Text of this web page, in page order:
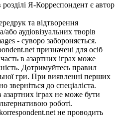
Я-Корреспондент є автор
та відтворення
аудіовізуальних творів
- суворо забороняється.
призначені для осіб
в азартних іграх може
Дотримуйтесь правил
гри. При виявленні перших
зверніться до спеціаліста.
іграх не може бути
роботі.
не проводить